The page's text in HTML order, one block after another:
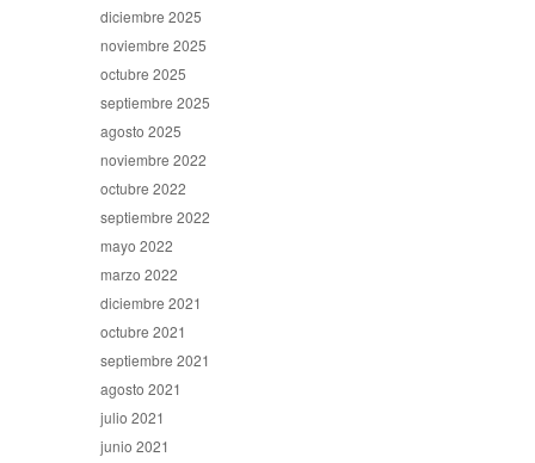
diciembre 2025
noviembre 2025
octubre 2025
septiembre 2025
agosto 2025
noviembre 2022
octubre 2022
septiembre 2022
mayo 2022
marzo 2022
diciembre 2021
octubre 2021
septiembre 2021
agosto 2021
julio 2021
junio 2021